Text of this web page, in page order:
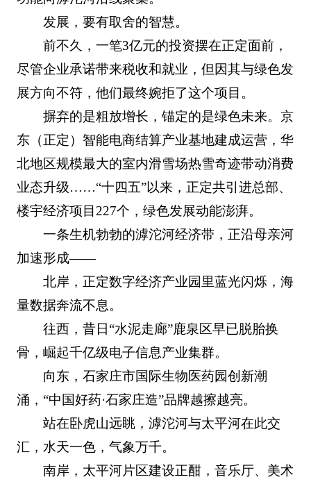
发展，要有取舍的智慧。
前不久，一笔3亿元的投资摆在正定面前，
尽管企业承诺带来税收和就业，但因其与绿色发
展方向不符，他们最终婉拒了这个项目。
摒弃的是粗放增长，锚定的是绿色未来。京
东（正定）智能电商结算产业基地建成运营，华
北地区规模最大的室内滑雪场热雪奇迹带动消费
业态升级……“十四五”以来，正定共引进总部、
楼宇经济项目227个，绿色发展动能澎湃。
一条生机勃勃的滹沱河经济带，正沿母亲河
加速形成——
北岸，正定数字经济产业园里蓝光闪烁，海
量数据奔流不息。
往西，昔日“水泥走廊”鹿泉区早已脱胎换
骨，崛起千亿级电子信息产业集群。
向东，石家庄市国际生物医药园创新潮
涌，“中国好药·石家庄造”品牌越擦越亮。
站在卧虎山远眺，滹沱河与太平河在此交
汇，水天一色，气象万千。
南岸，太平河片区建设正酣，音乐厅、美术